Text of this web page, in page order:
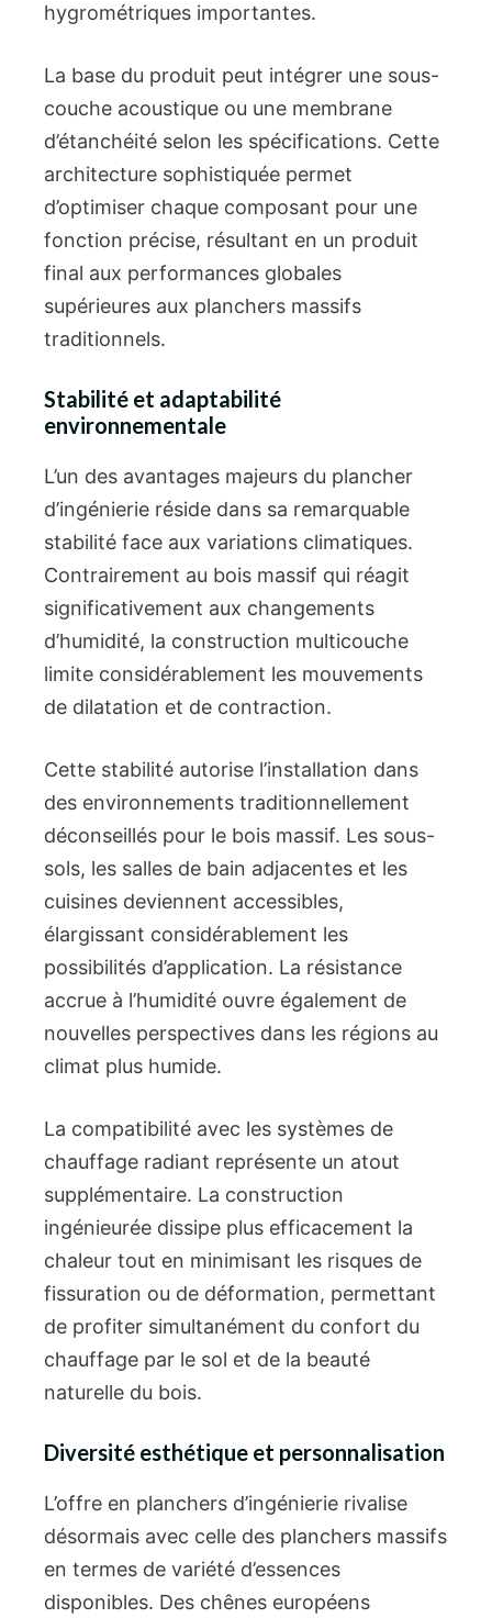
hygrométriques importantes.
La base du produit peut intégrer une sous-
couche acoustique ou une membrane
d’étanchéité selon les spécifications. Cette
architecture sophistiquée permet
d’optimiser chaque composant pour une
fonction précise, résultant en un produit
final aux performances globales
supérieures aux planchers massifs
traditionnels.
Stabilité et adaptabilité
environnementale
L’un des avantages majeurs du plancher
d’ingénierie réside dans sa remarquable
stabilité face aux variations climatiques.
Contrairement au bois massif qui réagit
significativement aux changements
d’humidité, la construction multicouche
limite considérablement les mouvements
de dilatation et de contraction.
Cette stabilité autorise l’installation dans
des environnements traditionnellement
déconseillés pour le bois massif. Les sous-
sols, les salles de bain adjacentes et les
cuisines deviennent accessibles,
élargissant considérablement les
possibilités d’application. La résistance
accrue à l’humidité ouvre également de
nouvelles perspectives dans les régions au
climat plus humide.
La compatibilité avec les systèmes de
chauffage radiant représente un atout
supplémentaire. La construction
ingénieurée dissipe plus efficacement la
chaleur tout en minimisant les risques de
fissuration ou de déformation, permettant
de profiter simultanément du confort du
chauffage par le sol et de la beauté
naturelle du bois.
Diversité esthétique et personnalisation
L’offre en planchers d’ingénierie rivalise
désormais avec celle des planchers massifs
en termes de variété d’essences
disponibles. Des chênes européens